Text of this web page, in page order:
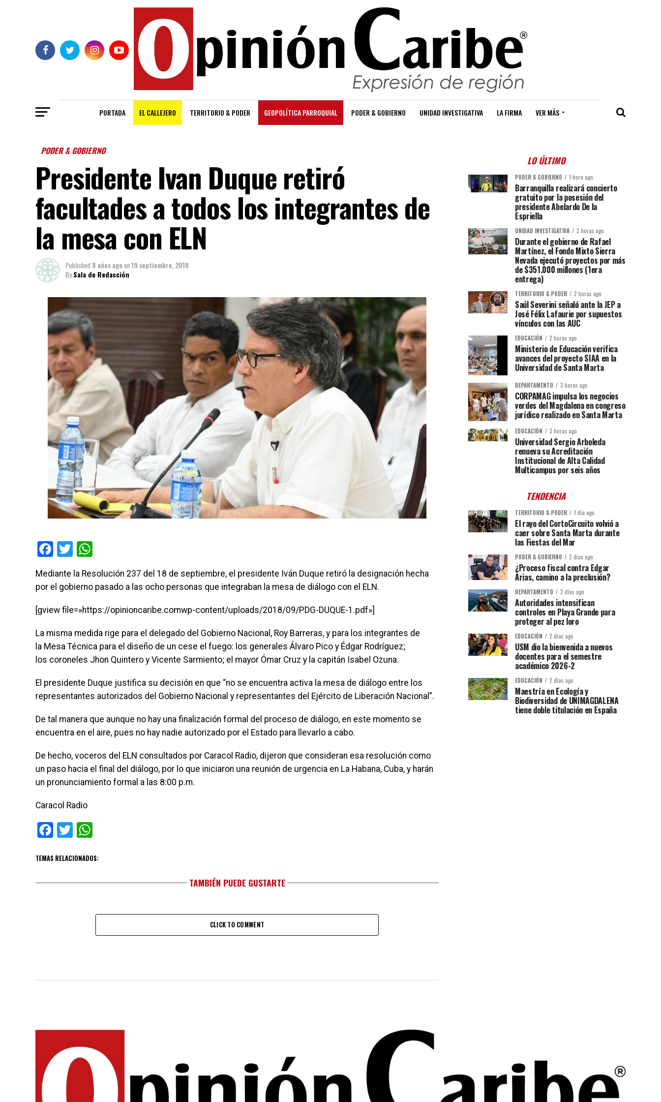
PORTADA EL CALLEJERO TERRITORIO & PODER GEOPOLÍTICA PARROQUIAL PODER & GOBIERNO UNIDAD INVESTIGATIVA LA FIRMA VER MÁS
PODER & GOBIERNO
Presidente Ivan Duque retiró
facultades a todos los integrantes de
la mesa con ELN
Published 8 años ago on19 septiembre, 2018
BySala de Redacción
Facebook
Twitter
Mediante la Resolución 237 del 18 de septiembre, el presidente Iván Duque retiró la designación hecha
por el gobierno pasado a las ocho personas que integraban la mesa de diálogo con el ELN.
[gview file=»https://opinioncaribe.comwp-content/uploads/2018/09/PDG-DUQUE-1.pdf»]
La misma medida rige para el delegado del Gobierno Nacional, Roy Barreras, y para los integrantes de
la Mesa Técnica para el diseño de un cese el fuego: los generales Álvaro Pico y Édgar Rodríguez;
los coroneles Jhon Quintero y Vicente Sarmiento; el mayor Ómar Cruz y la capitán Isabel Ozuna.
El presidente Duque justifica su decisión en que “no se encuentra activa la mesa de diálogo entre los
representantes autorizados del Gobierno Nacional y representantes del Ejército de Liberación Nacional”.
De tal manera que aunque no hay una finalización formal del proceso de diálogo, en este momento se
encuentra en el aire, pues no hay nadie autorizado por el Estado para llevarlo a cabo.
De hecho, voceros del ELN consultados por Caracol Radio, dijeron que consideran esa resolución como
un paso hacia el final del diálogo, por lo que iniciaron una reunión de urgencia en La Habana, Cuba, y harán
un pronunciamiento formal a las 8:00 p.m.
Caracol Radio
Facebook
Twitter
TEMAS RELACIONADOS:
TAMBIÉN PUEDE GUSTARTE
CLICK TO COMMENT
LO ÚLTIMO
PODER & GOBIERNO 1 hora ago
Barranquilla realizará concierto
gratuito por la posesión del
presidente Abelardo De la
Espriella
UNIDAD INVESTIGATIVA 2 horas ago
Durante el gobierno de Rafael
Martínez, el Fondo Mixto Sierra
Nevada ejecutó proyectos por más
de $351.000 millones (1era
entrega)
TERRITORIO & PODER 2 horas ago
Saúl Severini señaló ante la JEP a
José Félix Lafaurie por supuestos
vínculos con las AUC
EDUCACIÓN 2 horas ago
Ministerio de Educación verifica
avances del proyecto SIAA en la
Universidad de Santa Marta
DEPARTAMENTO 3 horas ago
CORPAMAG impulsa los negocios
verdes del Magdalena en congreso
jurídico realizado en Santa Marta
EDUCACIÓN 3 horas ago
Universidad Sergio Arboleda
renueva su Acreditación
Institucional de Alta Calidad
Multicampus por seis años
TENDENCIA
TERRITORIO & PODER 1 día ago
El rayo del CortoCircuito volvió a
caer sobre Santa Marta durante
las Fiestas del Mar
PODER & GOBIERNO 2 días ago
¿Proceso fiscal contra Edgar
Arias, camino a la preclusión?
DEPARTAMENTO 2 días ago
Autoridades intensifican
controles en Playa Grande para
proteger al pez loro
EDUCACIÓN 2 días ago
USM dio la bienvenida a nuevos
docentes para el semestre
académico 2026-2
EDUCACIÓN 2 días ago
Maestría en Ecología y
Biodiversidad de UNIMAGDALENA
tiene doble titulación en España